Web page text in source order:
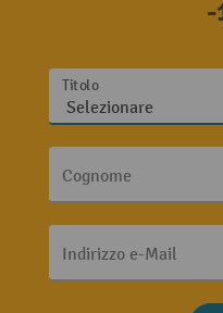
-
Titolo
Cognome
Indirizzo e-Mail